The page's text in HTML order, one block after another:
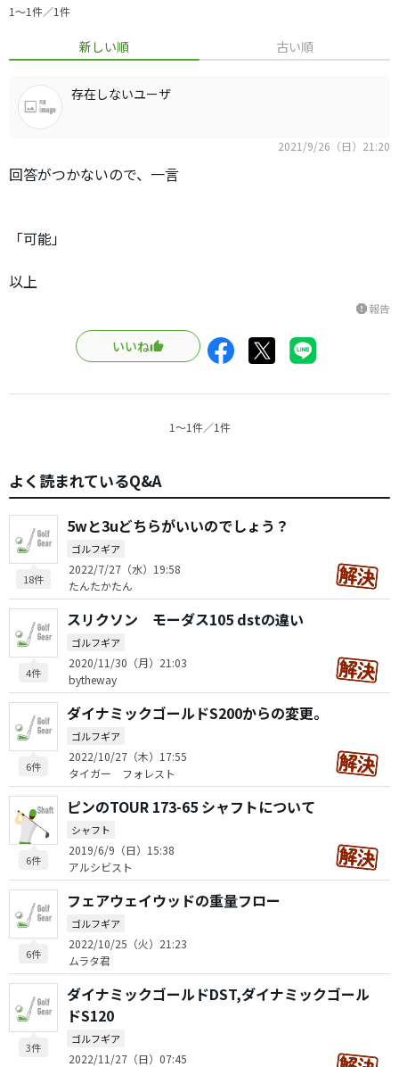
1〜1件／1件
新しい順 古い順
存在しないユーザ
2021/9/26（日）21:20
回答がつかないので、一言
「可能」
以上
report報告
いいね
1〜1件／1件
よく読まれているQ&A
18件
5wと3uどちらがいいのでしょう？
ゴルフギア
2022/7/27（水）19:58
たんたかたん
4件
スリクソン モーダス105 dstの違い
ゴルフギア
2020/11/30（月）21:03
bytheway
6件
ダイナミックゴールドS200からの変更。
ゴルフギア
2022/10/27（木）17:55
タイガー フォレスト
6件
ピンのTOUR 173-65 シャフトについて
シャフト
2019/6/9（日）15:38
アルシビスト
6件
フェアウェイウッドの重量フロー
ゴルフギア
2022/10/25（火）21:23
ムラタ君
3件
ダイナミックゴールドDST,ダイナミックゴール
ドS120
ゴルフギア
2022/11/27（日）07:45